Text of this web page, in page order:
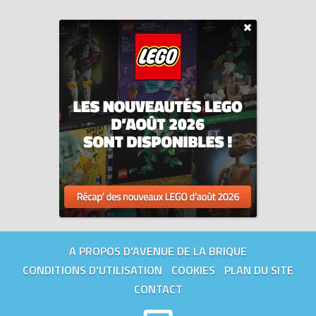
A PROPOS D'AVENUE DE LA BRIQUE
CONDITIONS D'UTILISATION
COOKIES
PLAN DU SITE
CONTACT